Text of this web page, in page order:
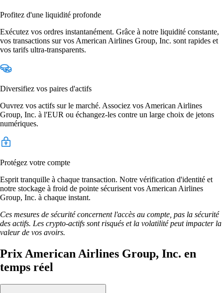
Profitez d'une liquidité profonde
Exécutez vos ordres instantanément. Grâce à notre liquidité constante,
vos transactions sur vos American Airlines Group, Inc. sont rapides et
vos tarifs ultra-transparents.
Diversifiez vos paires d'actifs
Ouvrez vos actifs sur le marché. Associez vos American Airlines
Group, Inc. à l'EUR ou échangez-les contre un large choix de jetons
numériques.
Protégez votre compte
Esprit tranquille à chaque transaction. Notre vérification d'identité et
notre stockage à froid de pointe sécurisent vos American Airlines
Group, Inc. à chaque instant.
Ces mesures de sécurité concernent l'accès au compte, pas la sécurité
des actifs. Les crypto-actifs sont risqués et la volatilité peut impacter la
valeur de vos avoirs.
Prix American Airlines Group, Inc. en
temps réel